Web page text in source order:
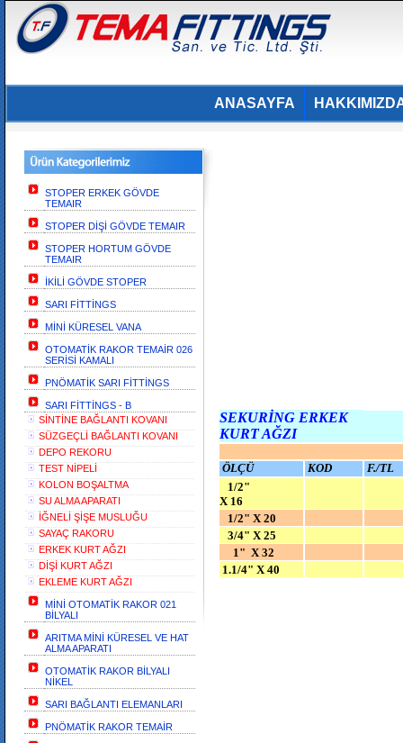
ANASAYFA
STOPER ERKEK GÖVDE
TEMAIR
STOPER DİŞİ GÖVDE TEMAIR
STOPER HORTUM GÖVDE
TEMAIR
İKİLİ GÖVDE STOPER
SARI FİTTİNGS
MİNİ KÜRESEL VANA
OTOMATİK RAKOR TEMAİR 026
SERİSİ KAMALI
PNÖMATİK SARI FİTTİNGS
SARI FİTTİNGS - B
SİNTİNE BAĞLANTI KOVANI
SÜZGEÇLİ BAĞLANTI KOVANI
DEPO REKORU
TEST NİPELİ
KOLON BOŞALTMA
SU ALMA APARATI
İĞNELİ ŞİŞE MUSLUĞU
SAYAÇ RAKORU
ERKEK KURT AĞZI
DİŞİ KURT AĞZI
EKLEME KURT AĞZI
MİNİ OTOMATİK RAKOR 021
BİLYALI
ARITMA MİNİ KÜRESEL VE HAT
ALMA APARATI
OTOMATİK RAKOR BİLYALI
NİKEL
SARI BAĞLANTI ELEMANLARI
PNÖMATİK RAKOR TEMAİR
SEKURİNG ERKEK
KURT AĞZI
ÖLÇÜ KOD
F./TL
1/2"
X 16
1/2" X 20
3/4" X 25
1" X 32
1.1/4" X 40